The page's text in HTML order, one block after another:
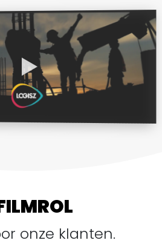
onze klanten.